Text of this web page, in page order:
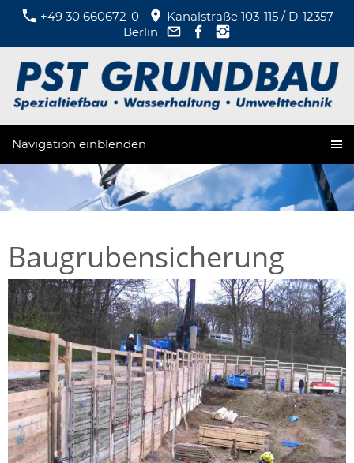
+49 30 660672-0
Kanalstraße 103-115 / D-12357
Berlin
Navigation einblenden
Baugrubensicherung